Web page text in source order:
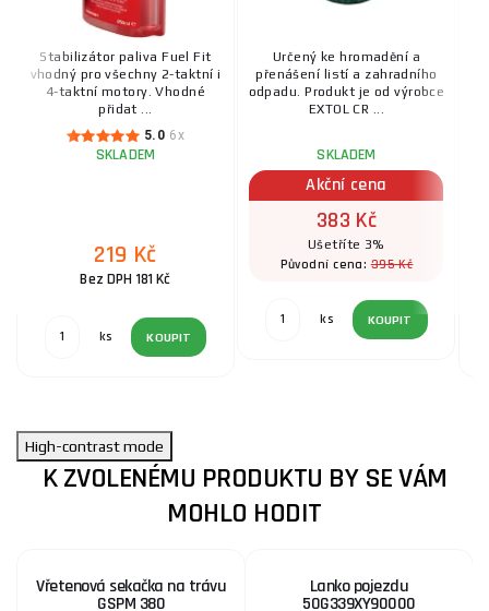
Stabilizátor paliva Fuel Fit
vhodný pro všechny 2-taktní i
4-taktní motory. Vhodné
přidat ...
5.0 6x
SKLADEM
219 Kč
Bez DPH 181 Kč
ks KOUPIT
Určený ke hromadění a
přenášení listí a zahradního
odpadu. Produkt je od výrobce
EXTOL CR ...
SKLADEM
Akční cena
383 Kč
Ušetříte 3%
Původní cena:395 Kč
ks KOUPIT
High-contrast mode
K ZVOLENÉMU PRODUKTU BY SE VÁM
MOHLO HODIT
Vřetenová sekačka na trávu
GSPM 380
Lanko pojezdu
50G339XY90000